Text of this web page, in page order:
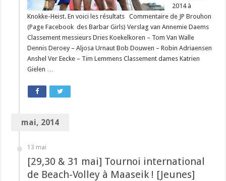
2014 à
Knokke-Heist. En voici les résultats Commentaire de JP Brouhon
(Page Facebook des Barbar Girls) Verslag van Annemie Daems
Classement messieurs Dries Koekelkoren – Tom Van Walle
Dennis Deroey – Aljosa Urnaut Bob Douwen – Robin Adriaensen
Anshel Ver Eecke – Tim Lemmens Classement dames Katrien
Gielen …
mai, 2014
13 mai
[29,30 & 31 mai] Tournoi international
de Beach-Volley à Maaseik ! [Jeunes]